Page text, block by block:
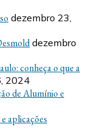
dezembro 23,
dezembro
conheça o que a
2024
de Alumínio e
aplicações